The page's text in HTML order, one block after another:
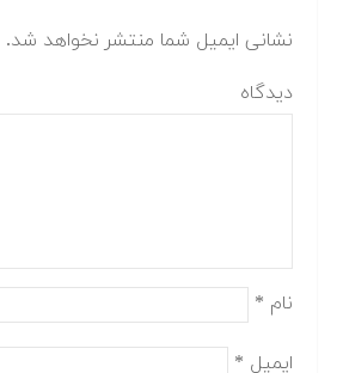
نشانی ایمیل شما منتشر نخواهد شد.
دیدگاه
نام *
ایمیل *